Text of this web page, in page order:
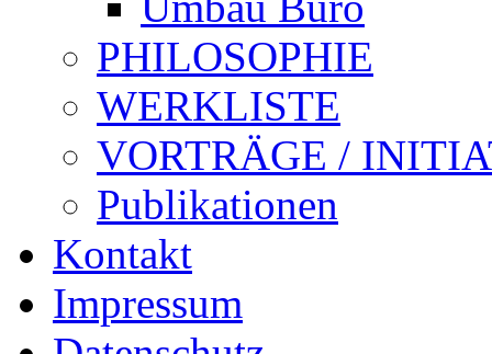
PHILOSOPHIE
WERKLISTE
VORTRÄGE /
Publikationen
Kontakt
Impressum